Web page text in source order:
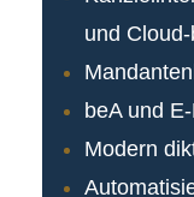
und
beA und
Modern